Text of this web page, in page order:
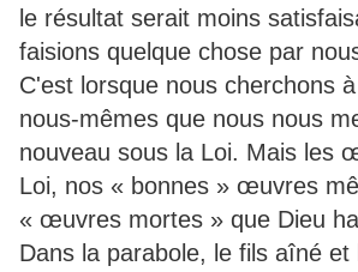
le résultat serait moins
faisions quelque chose par
C'est lorsque nous cherchons
nous-mêmes que nous nous
nouveau sous la Loi. Mais les
Loi, nos « bonnes » œuvres
« œuvres mortes » que Dieu
Dans la parabole, le fils aîné et